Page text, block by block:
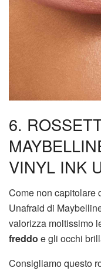
6.
VINYL INK
Come non capitolare
Unafraid di
valorizza moltissimo
freddo e gli occhi
Consigliamo questo